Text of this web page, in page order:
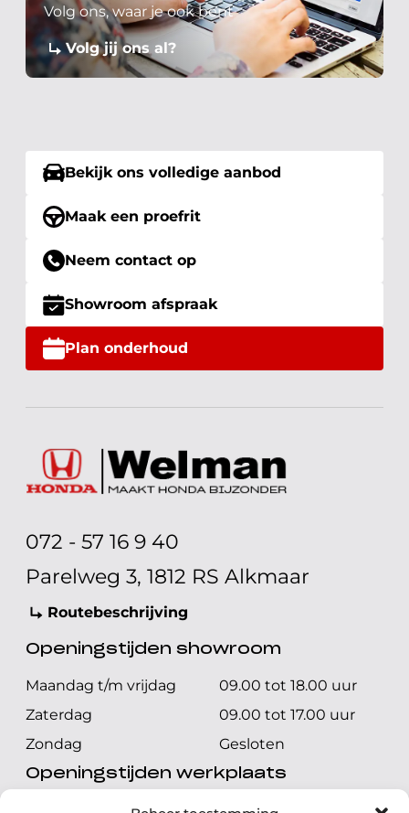
Volg ons, waar je ook bent
Volg jij ons al?
Bekijk ons volledige aanbod
Maak een proefrit
Neem contact op
Showroom afspraak
Plan onderhoud
072 - 57 16 9 40
Parelweg 3, 1812 RS Alkmaar
Routebeschrijving
Openingstijden showroom
Maandag t/m vrijdag
09.00 tot 18.00 uur
Zaterdag
09.00 tot 17.00 uur
Zondag
Gesloten
Openingstijden werkplaats